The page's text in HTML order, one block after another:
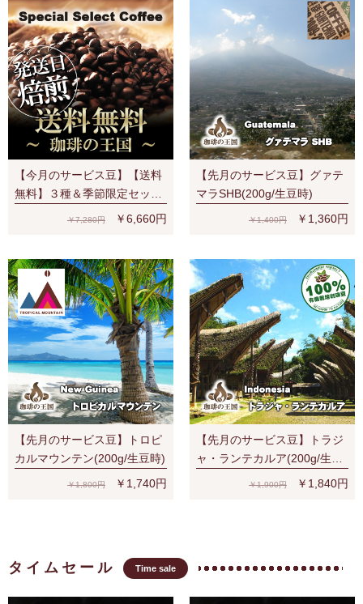
【今月のサービス豆】【送料
無料】３種＆季節限定セット
（S、V、Y、夏）宅配便でも
￥7,280円 ￥6,660円
【先月のサービス豆】グァテ
マラSHB(200g/生豆時)
￥1,400円 ￥1,360円
【先月のサービス豆】トロピ
カルマウンテン(200g/生豆時)
￥1,800円 ￥1,740円
【先月のサービス豆】トラジ
ャ・ランテカルア(200g/生豆
時)有機栽培コーヒー豆 無農
￥1,900円 ￥1,840円
タイムセール Time sale